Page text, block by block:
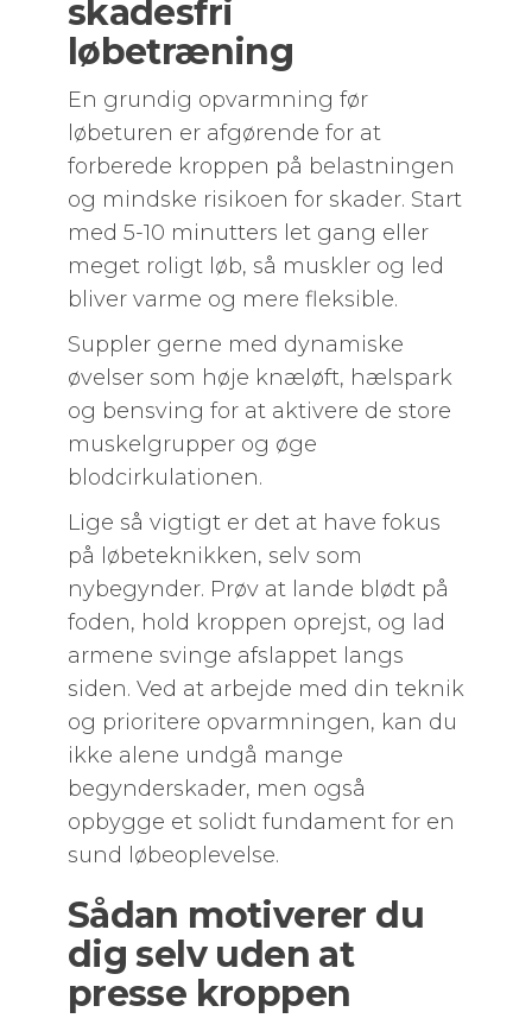
skadesfri
løbetræning
En grundig opvarmning før
løbeturen er afgørende for at
forberede kroppen på belastningen
og mindske risikoen for skader. Start
med 5-10 minutters let gang eller
meget roligt løb, så muskler og led
bliver varme og mere fleksible.
Suppler gerne med dynamiske
øvelser som høje knæløft, hælspark
og bensving for at aktivere de store
muskelgrupper og øge
blodcirkulationen.
Lige så vigtigt er det at have fokus
på løbeteknikken, selv som
nybegynder. Prøv at lande blødt på
foden, hold kroppen oprejst, og lad
armene svinge afslappet langs
siden. Ved at arbejde med din teknik
og prioritere opvarmningen, kan du
ikke alene undgå mange
begynderskader, men også
opbygge et solidt fundament for en
sund løbeoplevelse.
Sådan motiverer du
dig selv uden at
presse kroppen